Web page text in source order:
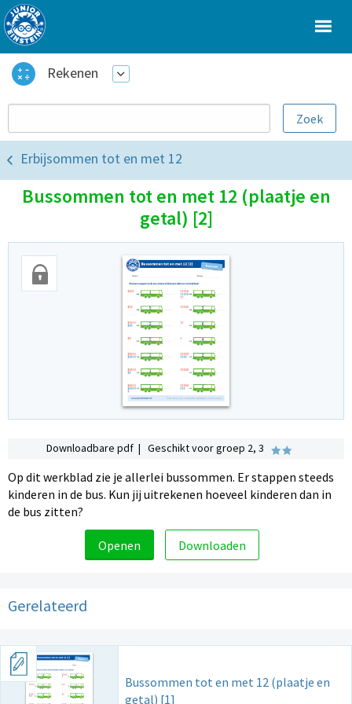
Rekenen
Erbijsommen tot en met 12
Bussommen tot en met 12 (plaatje en
getal) [2]
Downloadbare pdf | Geschikt voor groep 2, 3
Op dit werkblad zie je allerlei bussommen. Er stappen steeds
kinderen in de bus. Kun jij uitrekenen hoeveel kinderen dan in
de bus zitten?
Openen Downloaden
Gerelateerd
Bussommen tot en met 12 (plaatje en
getal) [1]